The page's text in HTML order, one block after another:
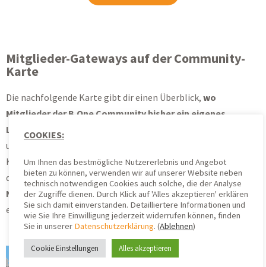
Mitglieder-Gateways auf der Community-
Karte
Die nachfolgende Karte gibt dir einen Überblick, wo
Mitglieder der B.One Community bisher ein eigenes
LoRaWAN®ZENNER IoT GatewayPLUS
ungefähre Position mit der Community geteilt haben. Durch
Klick auf einen der Kreise kannst du etwas genauer sehen, wo
du alleine durch diese Gateways mit einerLoRaWAN®-
Netzabdeckungrechnen kannst*. Mehr über die Karte
erfährst du in unseremQuick Guide –Community-Karte.
COOKIES:
Um Ihnen das bestmögliche Nutzererlebnis und Angebot
bieten zu können, verwenden wir auf unserer Website neben
technisch notwendigen Cookies auch solche, die der Analyse
der Zugriffe dienen. Durch Klick auf 'Alles akzeptieren' erklären
Sie sich damit einverstanden. Detailliertere Informationen und
wie Sie Ihre Einwilligung jederzeit widerrufen können, finden
Sie in unserer Datenschutzerklärung. (Ablehnen)
Cookie Einstellungen Alles akzeptieren